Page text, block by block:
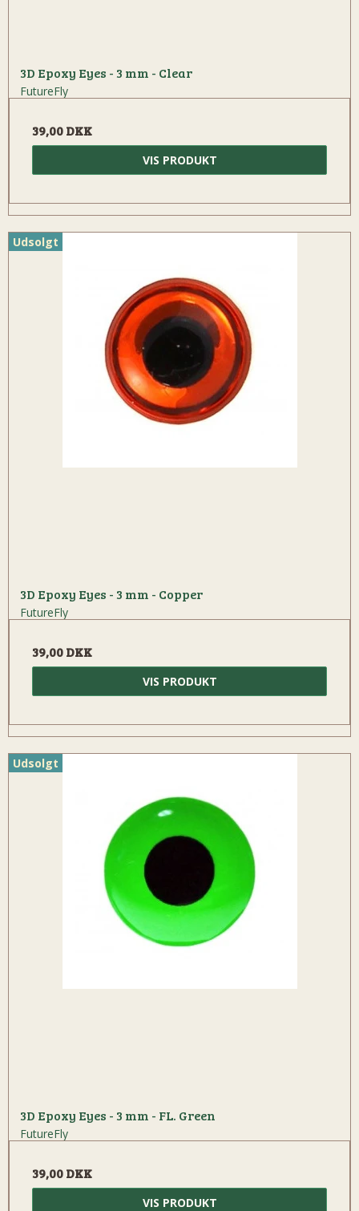
3D Epoxy Eyes - 3 mm - Clear
FutureFly
39,00 DKK
VIS PRODUKT
Udsolgt
3D Epoxy Eyes - 3 mm - Copper
FutureFly
39,00 DKK
VIS PRODUKT
Udsolgt
3D Epoxy Eyes - 3 mm - FL. Green
FutureFly
39,00 DKK
VIS PRODUKT